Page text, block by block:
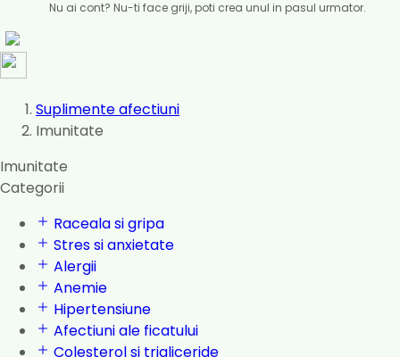
Nu ai cont? Nu-ti face griji, poti crea unul in pasul urmator.
Suplimente afectiuni
Imunitate
Imunitate
Categorii
Raceala si gripa
Stres si anxietate
Alergii
Anemie
Hipertensiune
Afectiuni ale ficatului
Colesterol si trigliceride